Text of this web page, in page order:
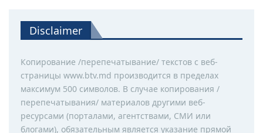
Disclaimer
Копирование /перепечатывание/ текстов с веб-
страницы www.btv.md производится в пределах
максимум 500 символов. В случае копирования /
перепечатывания/ материалов другими веб-
ресурсами (порталами, агентствами, СМИ или
блогами), обязательным является указание прямой